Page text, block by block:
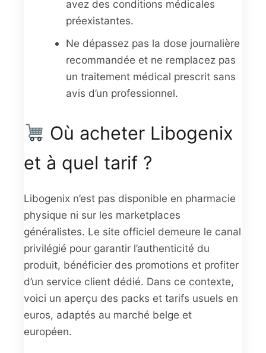
avez des conditions médicales
préexistantes.
Ne dépassez pas la dose journalière
recommandée et ne remplacez pas
un traitement médical prescrit sans
avis d’un professionnel.
Où acheter Libogenix
et à quel tarif ?
Libogenix n’est pas disponible en pharmacie
physique ni sur les marketplaces
généralistes. Le site officiel demeure le canal
privilégié pour garantir l’authenticité du
produit, bénéficier des promotions et profiter
d’un service client dédié. Dans ce contexte,
voici un aperçu des packs et tarifs usuels en
euros, adaptés au marché belge et
européen.